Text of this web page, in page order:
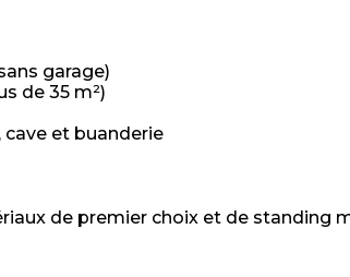
garage)
de 35 m²)
cave et buanderie
de premier choix et de standing